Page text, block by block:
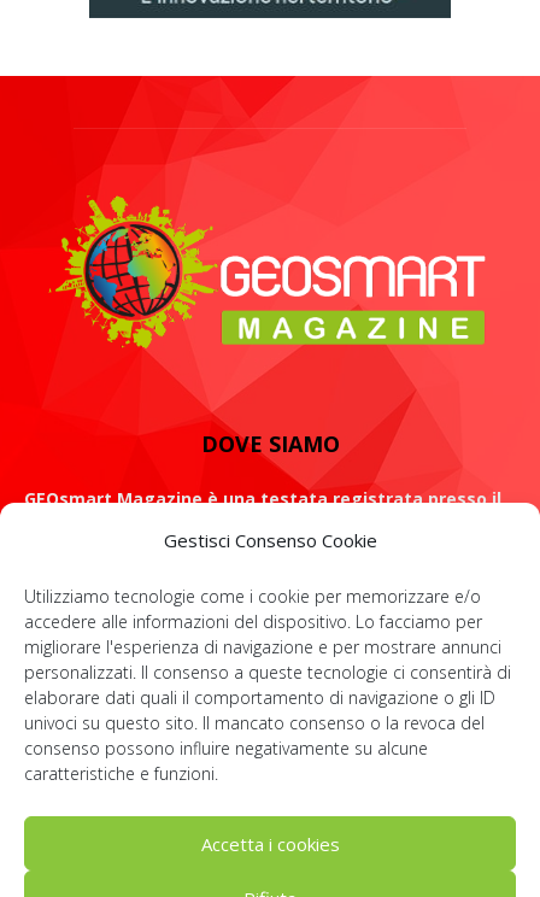
Gestisci Consenso Cookie
Utilizziamo tecnologie come i cookie per memorizzare e/o
accedere alle informazioni del dispositivo. Lo facciamo per
migliorare l'esperienza di navigazione e per mostrare annunci
personalizzati. Il consenso a queste tecnologie ci consentirà di
elaborare dati quali il comportamento di navigazione o gli ID
univoci su questo sito. Il mancato consenso o la revoca del
consenso possono influire negativamente su alcune
caratteristiche e funzioni.
Accetta i cookies
DOVE SIAMO
GEOsmart Magazine è una testata registrata presso il
ROMA: Via Casilina 98, 00182
Contattaci:info@geosmartmagazine.it
SOCIAL